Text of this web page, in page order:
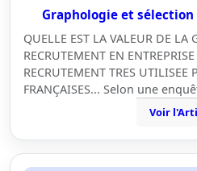
Graphologie et
QUELLE EST LA VALEUR DE LA
RECRUTEMENT EN
RECRUTEMENT TRES UTILISEE
FRANÇAISES... Selon une
Voir